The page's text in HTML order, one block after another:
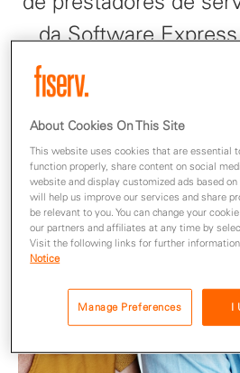
da Software
precisa para
clientes, com
About Cookies On This Site
This website uses cookies that are essential
function properly, share content on social
website and display customized ads based
will help us improve our services and share
be relevant to you. You can change your
our partners and affiliates at any time by
Visit the following links for further
Notice
Manage Preferences I